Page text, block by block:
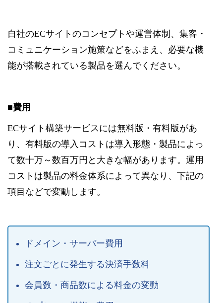
自社のECサイトのコンセプトや運営体制、集客・
コミュニケーション施策などをふまえ、必要な機
能が搭載されている製品を選んでください。
■費用
ECサイト構築サービスには無料版・有料版があ
り、有料版の導入コストは導入形態・製品によっ
て数十万～数百万円と大きな幅があります。運用
コストは製品の料金体系によって異なり、下記の
項目などで変動します。
ドメイン・サーバー費用
注文ごとに発生する決済手数料
会員数・商品数による料金の変動